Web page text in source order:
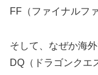
FF（ファイナルフ
そして、なぜか海
DQ（ドラゴンクエ